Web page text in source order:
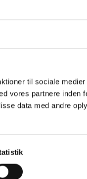
til sociale
vores partnere inden
data med andre